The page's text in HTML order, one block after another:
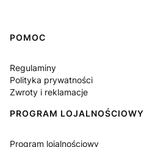
Linki w stopce
POMOC
Regulaminy
Polityka prywatności
Zwroty i reklamacje
PROGRAM LOJALNOŚCIOWY
Program lojalnościowy